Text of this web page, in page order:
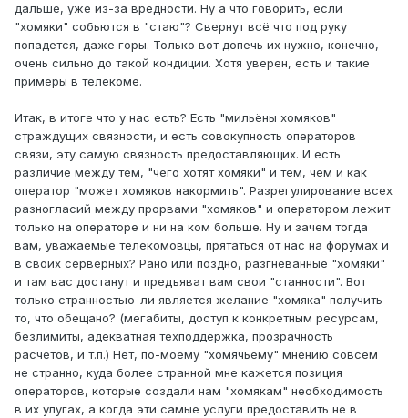
дальше, уже из-за вредности. Ну а что говорить, если
"хомяки" собьются в "стаю"? Свернут всё что под руку
попадется, даже горы. Только вот допечь их нужно, конечно,
очень сильно до такой кондиции. Хотя уверен, есть и такие
примеры в телекоме.
Итак, в итоге что у нас есть? Есть "мильёны хомяков"
страждущих связности, и есть совокупность операторов
связи, эту самую связность предоставляющих. И есть
различие между тем, "чего хотят хомяки" и тем, чем и как
оператор "может хомяков накормить". Разрегулирование всех
разногласий между прорвами "хомяков" и оператором лежит
только на операторе и ни на ком больше. Ну и зачем тогда
вам, уважаемые телекомовцы, прятаться от нас на форумах и
в своих серверных? Рано или поздно, разгневанные "хомяки"
и там вас достанут и предъяват вам свои "станности". Вот
только странностью-ли является желание "хомяка" получить
то, что обещано? (мегабиты, доступ к конкретным ресурсам,
безлимиты, адекватная техподдержка, прозрачность
расчетов, и т.п.) Нет, по-моему "хомячьему" мнению совсем
не странно, куда более странной мне кажется позиция
операторов, которые создали нам "хомякам" необходимость
в их улугах, а когда эти самые услуги предоставить не в